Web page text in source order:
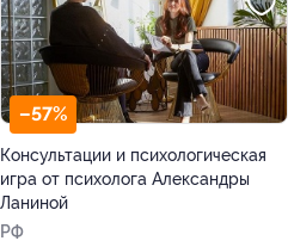
–57%
Консультации и психологическая
игра от психолога Александры
Ланиной
РФ